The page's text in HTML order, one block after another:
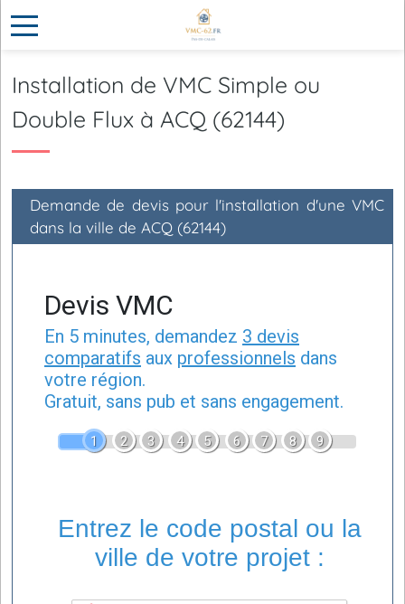
Installation de VMC Simple ou
Double Flux à ACQ (62144)
Demande de devis pour l'installation d'une VMC
dans la ville de ACQ (62144)
Devis VMC
En 5 minutes, demandez 3 devis
comparatifs aux professionnels dans
votre région.
Gratuit, sans pub et sans engagement.
1 2 3 4 5 6 7 8 9
Entrez le code postal ou la
ville de votre projet :